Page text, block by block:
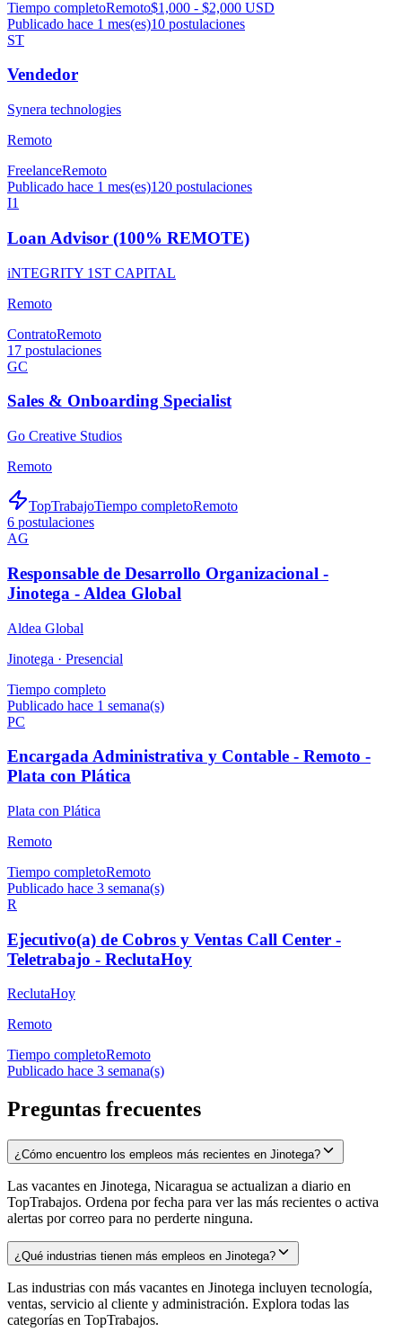
Tiempo completoRemoto$1,000 - $2,000 USD
Publicado hace 1 mes(es)10 postulaciones
ST
Vendedor
Synera technologies
Remoto
FreelanceRemoto
Publicado hace 1 mes(es)120 postulaciones
I1
Loan Advisor (100% REMOTE)
iNTEGRITY 1ST CAPITAL
Remoto
ContratoRemoto
17 postulaciones
GC
Sales & Onboarding Specialist
Go Creative Studios
Remoto
TopTrabajoTiempo completoRemoto
6 postulaciones
AG
Responsable de Desarrollo Organizacional -
Jinotega - Aldea Global
Aldea Global
Jinotega · Presencial
Tiempo completo
Publicado hace 1 semana(s)
PC
Encargada Administrativa y Contable - Remoto -
Plata con Plática
Plata con Plática
Remoto
Tiempo completoRemoto
Publicado hace 3 semana(s)
R
Ejecutivo(a) de Cobros y Ventas Call Center -
Teletrabajo - ReclutaHoy
ReclutaHoy
Remoto
Tiempo completoRemoto
Publicado hace 3 semana(s)
Preguntas frecuentes
¿Cómo encuentro los empleos más recientes en Jinotega?
Las vacantes en Jinotega, Nicaragua se actualizan a diario en
TopTrabajos. Ordena por fecha para ver las más recientes o activa
alertas por correo para no perderte ninguna.
¿Qué industrias tienen más empleos en Jinotega?
Las industrias con más vacantes en Jinotega incluyen tecnología,
ventas, servicio al cliente y administración. Explora todas las
categorías en TopTrabajos.